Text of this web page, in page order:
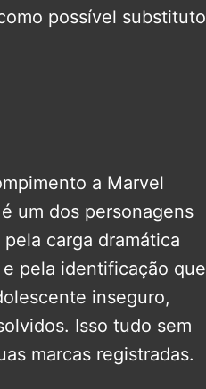
possível substituto
a Marvel
um dos personagens
carga dramática
pela identificação que
inseguro,
Isso tudo sem
marcas registradas.